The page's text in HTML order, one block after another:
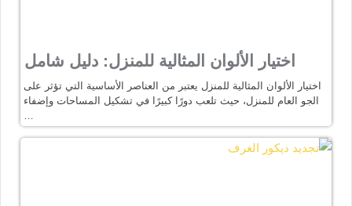
اختيار الألوان المثالية للمنزل: دليل شامل
اختيار الألوان المثالية للمنزل يعتبر من العناصر الأساسية التي تؤثر على
الجو العام للمنزل، حيث تلعب دورًا كبيرًا في تشكيل المساحات وإضفاء